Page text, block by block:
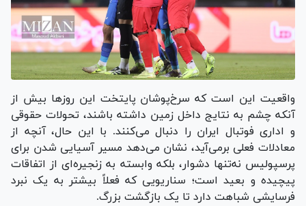
واقعیت این است که سرخ‌پوشان پایتخت این روز‌ها بیش از
آنکه چشم به نتایج داخل زمین داشته باشند، تحولات حقوقی
و اداری فوتبال ایران را دنبال می‌کنند. با این حال، آنچه از
معادلات فعلی برمی‌آید، نشان می‌دهد مسیر آسیایی‌ شدن برای
پرسپولیس نه‌تنها دشوار، بلکه وابسته به زنجیره‌ای از اتفاقات
پیچیده و بعید است؛ سناریویی که فعلاً بیشتر به یک نبرد
فرسایشی شباهت دارد تا یک بازگشت بزرگ.